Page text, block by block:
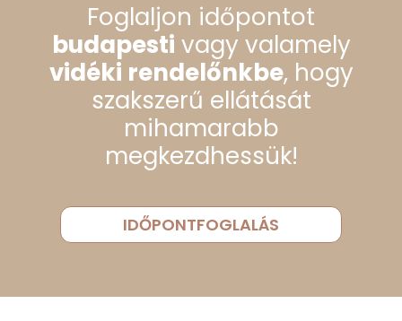
Foglaljon időpontot
budapesti vagy valamely
vidéki rendelőnkbe, hogy
szakszerű ellátását
mihamarabb
megkezdhessük!
IDŐPONTFOGLALÁS